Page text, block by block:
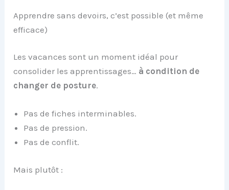
Apprendre sans devoirs, c’est possible (et même
efficace)
Les vacances sont un moment idéal pour
consolider les apprentissages… à condition de
changer de posture.
Pas de fiches interminables.
Pas de pression.
Pas de conflit.
Mais plutôt :